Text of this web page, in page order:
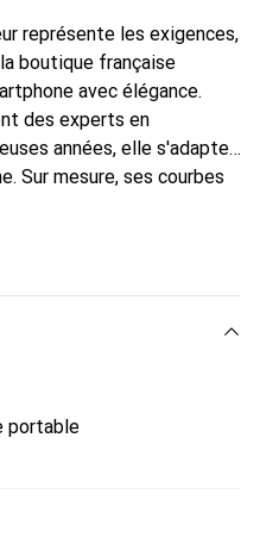
représente les exigences,
boutique française
avec élégance.
des experts en
années, elle s'adapte
Sur mesure, ses courbes
pour votre
Noreve est un choix
portable